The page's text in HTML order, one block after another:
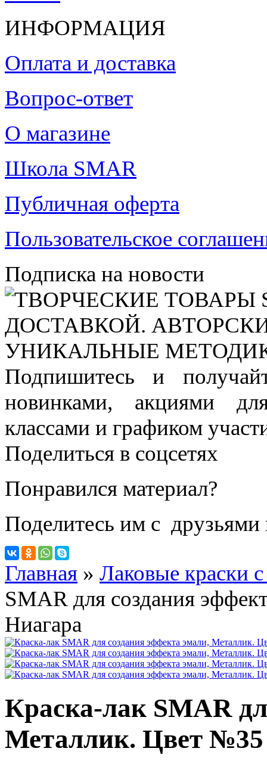
ИНФОРМАЦИЯ
Оплата и доставка
Вопрос-ответ
О магазине
Школа SMAR
Публичная оферта
Пользовательское
Подписка на новости
Подпишитесь и
новинками, акциями
классами и графиком
Поделиться в соцсетях
Понравился материал?
Поделитесь им с друзьями
Главная » Лаковые краски
SMAR для создания
Ниагара
Краска-лак SMAR
Металлик. Цвет